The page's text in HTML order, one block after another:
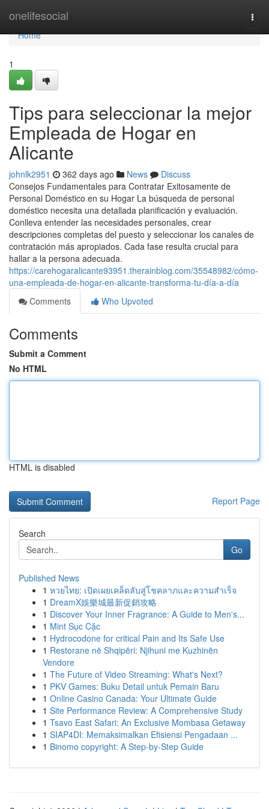
onelifesocial
Home
Home
1
Tips para seleccionar la mejor
Empleada de Hogar en
Alicante
johnlk2951 362 days ago News
Discuss
Consejos Fundamentales para Contratar Exitosamente de
Personal Doméstico en su Hogar La búsqueda de personal
doméstico necesita una detallada planificación y evaluación.
Conlleva entender las necesidades personales, crear
descripciones completas del puesto y seleccionar los canales de
contratación más apropiados. Cada fase resulta crucial para
hallar a la persona adecuada.
https://carehogaralicante93951.therainblog.com/35548982/cómo-
una-empleada-de-hogar-en-alicante-transforma-tu-día-a-día
Comments
Who Upvoted
Comments
Submit a Comment
No HTML
HTML is disabled
Report Page
Search
Go
Published News
1 หวยไทย: เปิดเผยเคล็ดลับสู่โชคลาภและความสำเร็จ
1 DreamX娛樂城最新促銷攻略
1 Discover Your Inner Fragrance: A Guide to Men's...
1 Mint Sục Cặc
1 Hydrocodone for critical Pain and Its Safe Use
1 Restorane në Shqipëri: Njihuni me Kuzhinën
Vendore
1 The Future of Video Streaming: What's Next?
1 PKV Games: Buku Detail untuk Pemain Baru
1 Online Casino Canada: Your Ultimate Guide
1 Site Performance Review: A Comprehensive Study
1 Tsavo East Safari: An Exclusive Mombasa Getaway
1 SIAP4DI: Memaksimalkan Efisiensi Pengadaan ...
1 Binomo copyright: A Step-by-Step Guide